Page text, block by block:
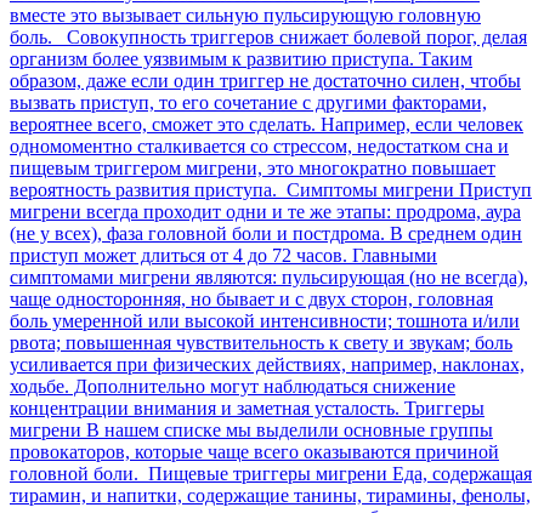
вместе это вызывает сильную пульсирующую головную
боль. Совокупность триггеров снижает болевой порог, делая
организм более уязвимым к развитию приступа. Таким
образом, даже если один триггер не достаточно силен, чтобы
вызвать приступ, то его сочетание с другими факторами,
вероятнее всего, сможет это сделать. Например, если человек
одномоментно сталкивается со стрессом, недостатком сна и
пищевым триггером мигрени, это многократно повышает
вероятность развития приступа. Симптомы мигрени Приступ
мигрени всегда проходит одни и те же этапы: продрома, аура
(не у всех), фаза головной боли и постдрома. В среднем один
приступ может длиться от 4 до 72 часов. Главными
симптомами мигрени являются: пульсирующая (но не всегда),
чаще односторонняя, но бывает и с двух сторон, головная
боль умеренной или высокой интенсивности; тошнота и/или
рвота; повышенная чувствительность к свету и звукам; боль
усиливается при физических действиях, например, наклонах,
ходьбе. Дополнительно могут наблюдаться снижение
концентрации внимания и заметная усталость. Триггеры
мигрени В нашем списке мы выделили основные группы
провокаторов, которые чаще всего оказываются причиной
головной боли. Пищевые триггеры мигрени Еда, содержащая
тирамин, и напитки, содержащие танины, тирамины, фенолы,